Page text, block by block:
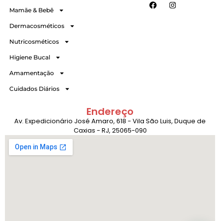
Mamãe & Bebê
Dermacosméticos
Nutricosméticos
Higiene Bucal
Amamentação
Cuidados Diários
Endereço
Av. Expedicionário José Amaro, 618 - Vila São Luis, Duque de
Caxias - RJ, 25065-090